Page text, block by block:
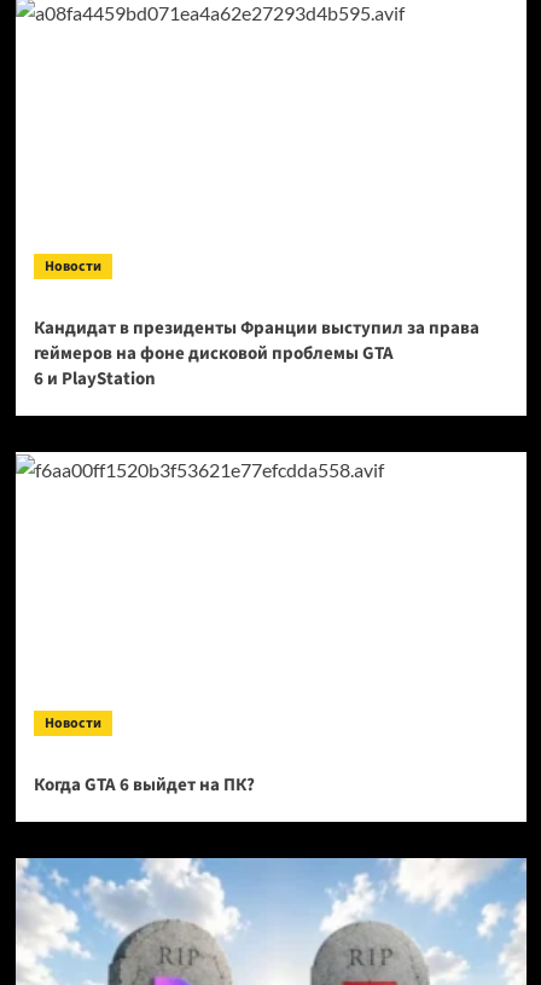
Новости
Кандидат в президенты Франции выступил за права
геймеров на фоне дисковой проблемы GTA
6 и PlayStation
Новости
Когда GTA 6 выйдет на ПК?